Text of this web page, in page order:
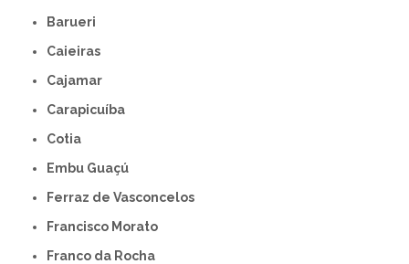
Barueri
Caieiras
Cajamar
Carapicuíba
Cotia
Embu Guaçú
Ferraz de Vasconcelos
Francisco Morato
Franco da Rocha